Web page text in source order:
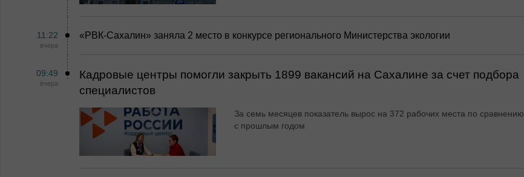
11:22
вчера
«РВК‑Сахалин» заняла 2 место в конкурсе регионального Министерства экологии
09:49
вчера
Кадровые центры помогли закрыть 1899 вакансий на Сахалине за счет подбора
специалистов
За семь месяцев показатель вырос на 372 рабочих места по сравнению
с прошлым годом